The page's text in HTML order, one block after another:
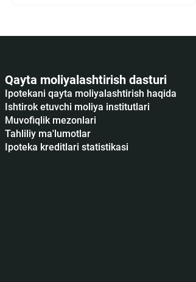
Qayta moliyalashtirish dasturi
Ipotekani qayta moliyalashtirish haqida
Ishtirok etuvchi moliya institutlari
Muvofiqlik mezonlari
Tahliliy ma'lumotlar
Ipoteka kreditlari statistikasi